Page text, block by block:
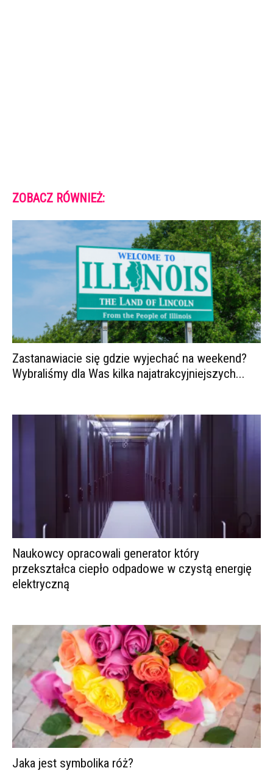
ZOBACZ RÓWNIEŻ:
Zastanawiacie się gdzie wyjechać na weekend?
Wybraliśmy dla Was kilka najatrakcyjniejszych...
Naukowcy opracowali generator który
przekształca ciepło odpadowe w czystą energię
elektryczną
Jaka jest symbolika róż?